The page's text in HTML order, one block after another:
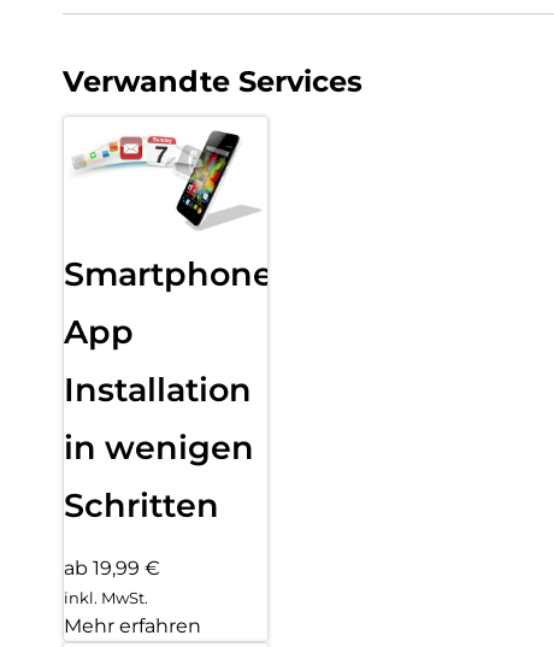
Verwandte Services
Smartphone
App
Installation
in wenigen
Schritten
ab 19,99 €
inkl. MwSt.
Mehr erfahren